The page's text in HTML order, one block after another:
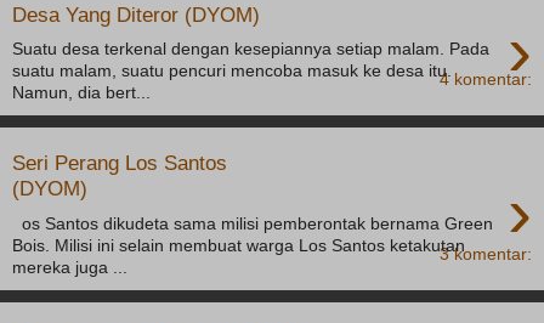
Desa Yang Diteror (DYOM) ›
Suatu desa terkenal dengan kesepiannya setiap malam. Pada
suatu malam, suatu pencuri mencoba masuk ke desa itu.
Namun, dia bert...
4 komentar:
Seri Perang Los Santos
(DYOM)
›
os Santos dikudeta sama milisi pemberontak bernama Green
Bois. Milisi ini selain membuat warga Los Santos ketakutan
mereka juga ...
3 komentar: